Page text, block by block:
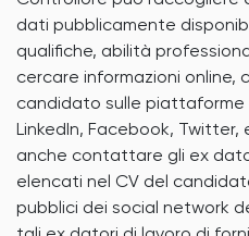
dati pubblicamente
qualifiche, abilità
cercare informazioni online,
candidato sulle piattaforme
LinkedIn, Facebook, Twitter,
anche contattare gli ex
elencati nel CV del
pubblici dei social network